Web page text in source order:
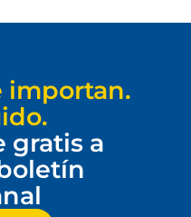
importan.
gratis a